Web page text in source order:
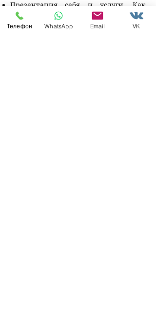
Презентация себя и услуги. Как
представить товар «лицом» каждому
покупателю. Основные виды и
приемы аргументации:
Телефон WhatsApp Email VK